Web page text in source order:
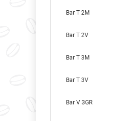
Bar T 2M
Bar T 2V
Bar T 3M
Bar T 3V
Bar V 3GR